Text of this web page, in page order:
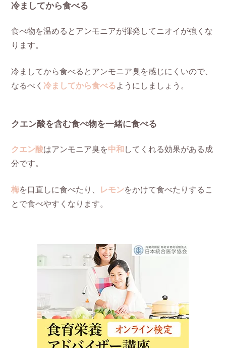
冷ましてから食べる
食べ物を温めるとアンモニアが揮発してニオイが強くな
ります。
冷ましてから食べるとアンモニア臭を感じにくいので、
なるべく冷ましてから食べるようにしましょう。
クエン酸を含む食べ物を一緒に食べる
クエン酸はアンモニア臭を中和 してくれる効果がある成
分です。
梅を口直しに食べたり、 レモンをかけて食べたりするこ
とで食べやすくなります。